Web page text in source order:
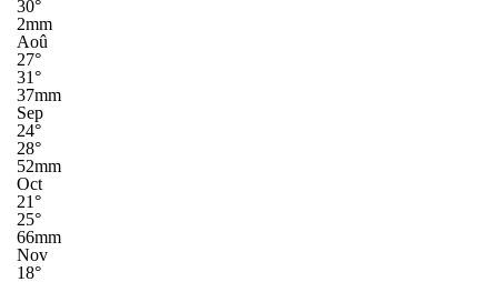
30°
2mm
Aoû
27°
31°
37mm
Sep
24°
28°
52mm
Oct
21°
25°
66mm
Nov
18°